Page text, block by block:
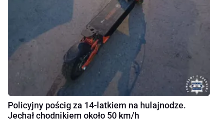
Policyjny pościg za 14-latkiem na hulajnodze.
Jechał chodnikiem około 50 km/h